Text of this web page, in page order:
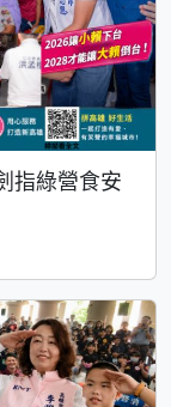
指綠營食安